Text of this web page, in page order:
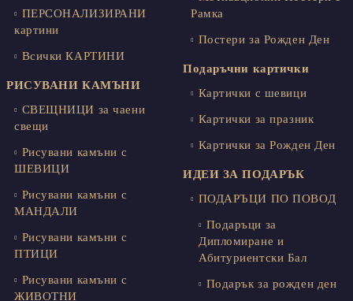
ПЕРСОНАЛИЗИРАНИ
картини
Всички КАРТИНИ
РИСУВАНИ КАМЪНИ
СВЕЩНИЦИ за чаени
свещи
Рисувани камъни с
ШЕВИЦИ
Рисувани камъни с
МАНДАЛИ
Рисувани камъни с
ПТИЦИ
Рисувани камъни с
ЖИВОТНИ
Рамка
Постери за Рожден Ден
Подаръчни картички
Картички с шевици
Картички за празник
Картички за Рожден Ден
ИДЕИ ЗА ПОДАРЪК
ПОДАРЪЦИ ПО ПОВОД
Подаръци за
Дипломиране и
Абитуриентски Бал
Подарък за рожден ден